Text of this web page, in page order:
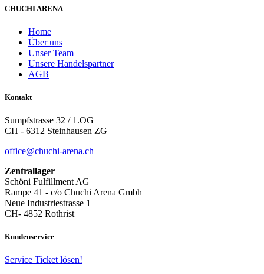
CHUCHI ARENA
Home
Über uns
Unser Team
Unsere Handelspartner
AGB
Kontakt
Sumpfstrasse 32 / 1.OG
CH - 6312 Steinhausen ZG
office@chuchi-arena.ch
Zentrallager
Schöni Fulfillment AG
Rampe 41 - c/o Chuchi Arena Gmbh
Neue Industriestrasse 1
CH- 4852 Rothrist
Kundenservice
Service Ticket lösen!